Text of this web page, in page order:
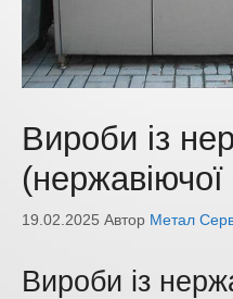
Вироби із
(нержавіючої
19.02.2025 Автор Метал
Вироби із